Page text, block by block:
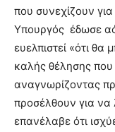
που συνεχίζουν
Υπουργός έδωσε
ευελπιστεί «ότι
καλής θέλησης που
αναγνωρίζοντας
προσέλθουν για να
επανέλαβε ότι